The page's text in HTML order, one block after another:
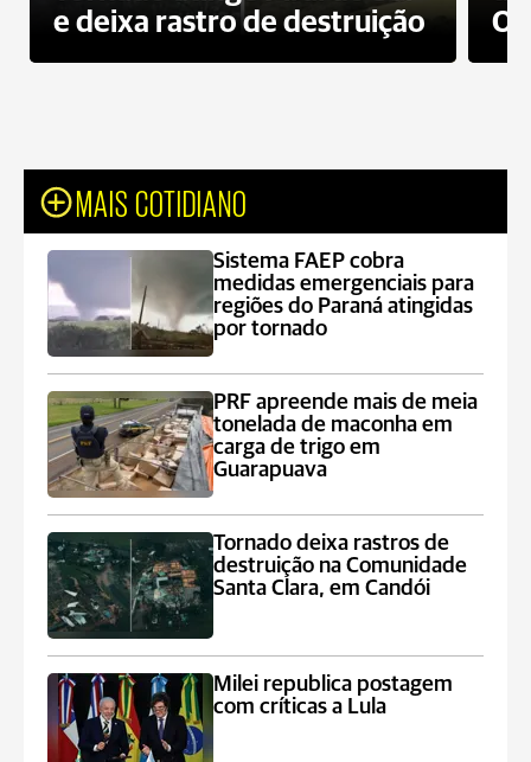
e deixa rastro de destruição
MAIS COTIDIANO
Sistema FAEP cobra
medidas emergenciais para
regiões do Paraná atingidas
por tornado
PRF apreende mais de meia
tonelada de maconha em
carga de trigo em
Guarapuava
Tornado deixa rastros de
destruição na Comunidade
Santa Clara, em Candói
Milei republica postagem
com críticas a Lula